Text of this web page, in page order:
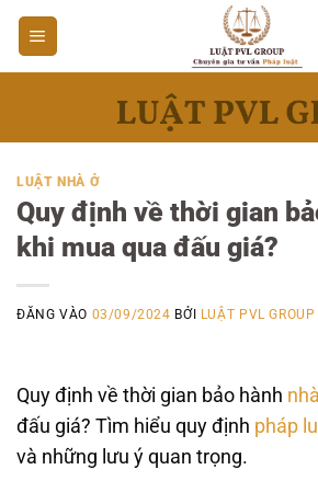
Bỏ
qua
nội
LUẬT NHÀ Ở
Quy định về thời gian
khi mua qua đấu giá?
ĐĂNG VÀO 03/09/2024 BỞI LUẬT PVL GROUP
Quy định về thời gian bảo hành
đấu giá? Tìm hiểu quy định pháp
và những lưu ý quan trọng.